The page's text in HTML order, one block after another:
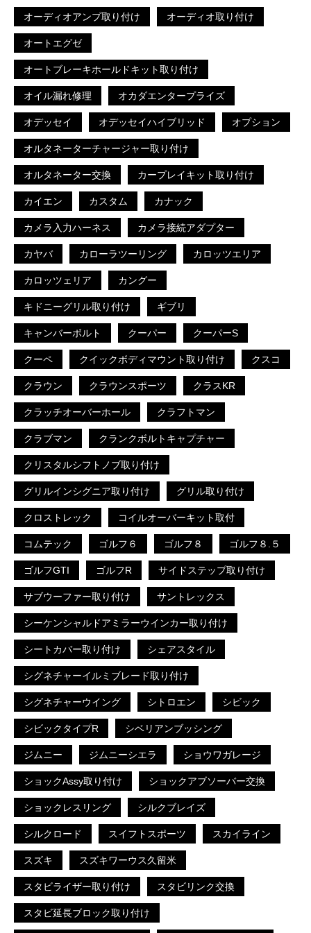
オーディオアンプ取り付け オーディオ取り付け
オートエグゼ
オートブレーキホールドキット取り付け
オイル漏れ修理 オカダエンタープライズ
オデッセイ オデッセイハイブリッド オプション
オルタネーターチャージャー取り付け
オルタネーター交換 カープレイキット取り付け
カイエン カスタム カナック
カメラ入力ハーネス カメラ接続アダプター
カヤバ カローラツーリング カロッツエリア
カロッツェリア カングー
キドニーグリル取り付け ギブリ
キャンバーボルト クーパー クーパーS
クーペ クイックボディマウント取り付け クスコ
クラウン クラウンスポーツ クラスKR
クラッチオーバーホール クラフトマン
クラブマン クランクボルトキャプチャー
クリスタルシフトノブ取り付け
グリルインシグニア取り付け グリル取り付け
クロストレック コイルオーバーキット取付
コムテック ゴルフ６ ゴルフ８ ゴルフ８.５
ゴルフGTI ゴルフR サイドステップ取り付け
サブウーファー取り付け サントレックス
シーケンシャルドアミラーウインカー取り付け
シートカバー取り付け シェアスタイル
シグネチャーイルミブレード取り付け
シグネチャーウイング シトロエン シビック
シビックタイプR シベリアンブッシング
ジムニー ジムニーシエラ ショウワガレージ
ショックAssy取り付け ショックアブソーバー交換
ショックレスリング シルクブレイズ
シルクロード スイフトスポーツ スカイライン
スズキ スズキワーウス久留米
スタビライザー取り付け スタビリンク交換
スタビ延長ブロック取り付け